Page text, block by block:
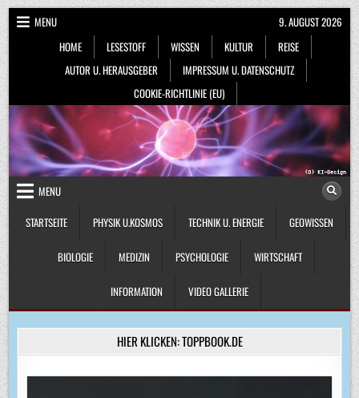
Skip
to
content
MENU
HOME
LESESTOFF WISSEN KULTUR
REISE
AUTOR U. HERAUSGEBER
IMPRESSUM U. DATENSCHUTZ
COOKIE-RICHTLINIE (EU)
9. AUGUST 2026
MENU
STARTSEITE
PHYSIK U.KOSMOS TECHNIK U. ENERGIE GEOWISSEN
BIOLOGIE MEDIZIN PSYCHOLOGIE WIRTSCHAFT
INFORMATION VIDEO GALLERIE
HIER KLICKEN: TOPPBOOK.DE